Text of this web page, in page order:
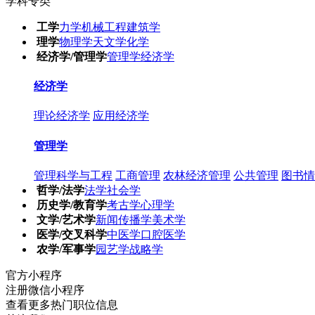
工学力学机械工程建筑学
理学物理学天文学化学
经济学/管理学管理学经济学
经济学
理论经济学 应用经济学
管理学
管理科学与工程 工商管理 农林经济管理 公共管理 图书
哲学/法学法学社会学
历史学/教育学考古学心理学
文学/艺术学新闻传播学美术学
医学/交叉科学中医学口腔医学
农学/军事学园艺学战略学
官方小程序
注册微信小程序
查看更多热门职位信息